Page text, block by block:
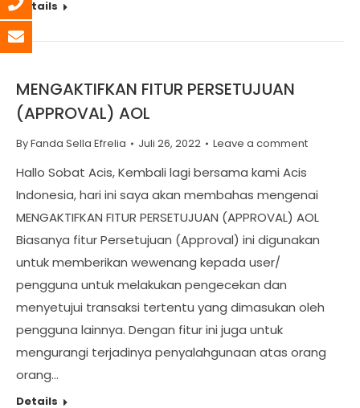
Details
MENGAKTIFKAN FITUR PERSETUJUAN
(APPROVAL) AOL
ByFanda Sella Efrelia Juli 26, 2022 Leave a comment
Hallo Sobat Acis, Kembali lagi bersama kami Acis
Indonesia, hari ini saya akan membahas mengenai
MENGAKTIFKAN FITUR PERSETUJUAN (APPROVAL) AOL
Biasanya fitur Persetujuan (Approval) ini digunakan
untuk memberikan wewenang kepada user/
pengguna untuk melakukan pengecekan dan
menyetujui transaksi tertentu yang dimasukan oleh
pengguna lainnya. Dengan fitur ini juga untuk
mengurangi terjadinya penyalahgunaan atas orang
orang…
Details